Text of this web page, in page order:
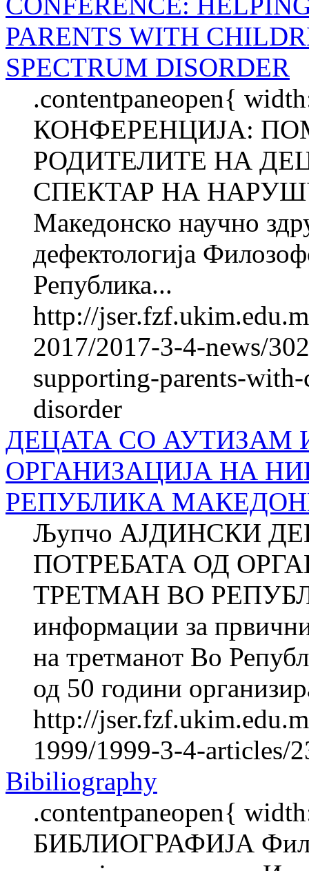
PARENTS WITH
SPECTRUM DISORDER
.contentpaneopen{
КОНФЕРЕНЦИЈА:
РОДИТЕЛИТЕ НА
СПЕКТАР НА
Македонско научно
дефектологија
Република...
http://
2017/2017-3-4-news/
supporting-parents-
disorder
ДЕЦАТА СО АУТИЗАМ
ОРГАНИЗАЦИЈА НА
РЕПУБЛИКА
Љупчо АЈДИНСКИ
ПОТРЕБАТА ОД
ТРЕТМАН ВО
информации за
на третманот Во
од 50 години
http://
1999/1999-3-4-articles/
Bibiliography
.contentpaneopen{
БИБЛИОГРАФИЈА